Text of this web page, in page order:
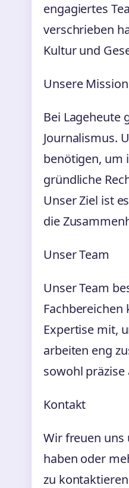
engagiertes
verschrieben
Kultur und
Unsere Mission
Bei Lageheute
Journalismus.
benötigen, um
gründliche
Unser Ziel ist
die
Unser Team
Unser Team
Expertise mit,
arbeiten eng
sowohl präzise
Kontakt
Wir freuen uns
haben oder
zu